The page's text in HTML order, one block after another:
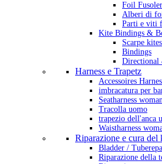
Foil
Alberi di
Parti e viti
Kite Bindings &
Scarpe
Bindings
Directional
Harness e Trapetz
Accessoires
imbracatura per
Seatharness
Tracolla uomo
trapezio dell'anca
Waistharness
Riparazione e cura del
Bladder /
Riparazione della